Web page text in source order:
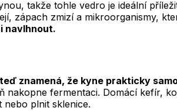
takže tohle vedro je ideální
zápach zmizí a mikroorganismy,
navlhnout.
znamená, že kyne prakticky
nakopne fermentaci. Domácí kefír,
plnit sklenice.